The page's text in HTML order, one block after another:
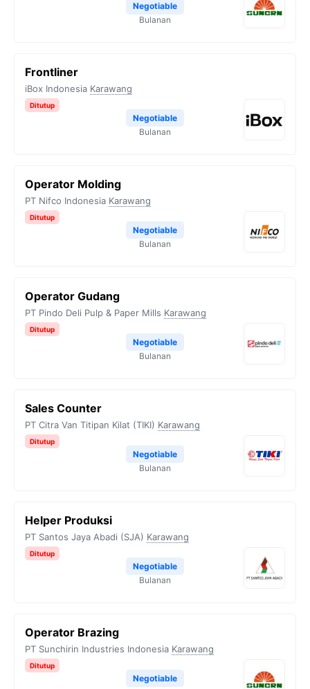
Negotiable
Bulanan
Frontliner
iBox Indonesia Karawang
Ditutup
Negotiable
Bulanan
Operator Molding
PT Nifco Indonesia Karawang
Ditutup
Negotiable
Bulanan
Operator Gudang
PT Pindo Deli Pulp & Paper Mills Karawang
Ditutup
Negotiable
Bulanan
Sales Counter
PT Citra Van Titipan Kilat (TIKI) Karawang
Ditutup
Negotiable
Bulanan
Helper Produksi
PT Santos Jaya Abadi (SJA) Karawang
Ditutup
Negotiable
Bulanan
Operator Brazing
PT Sunchirin Industries Indonesia Karawang
Ditutup
Negotiable